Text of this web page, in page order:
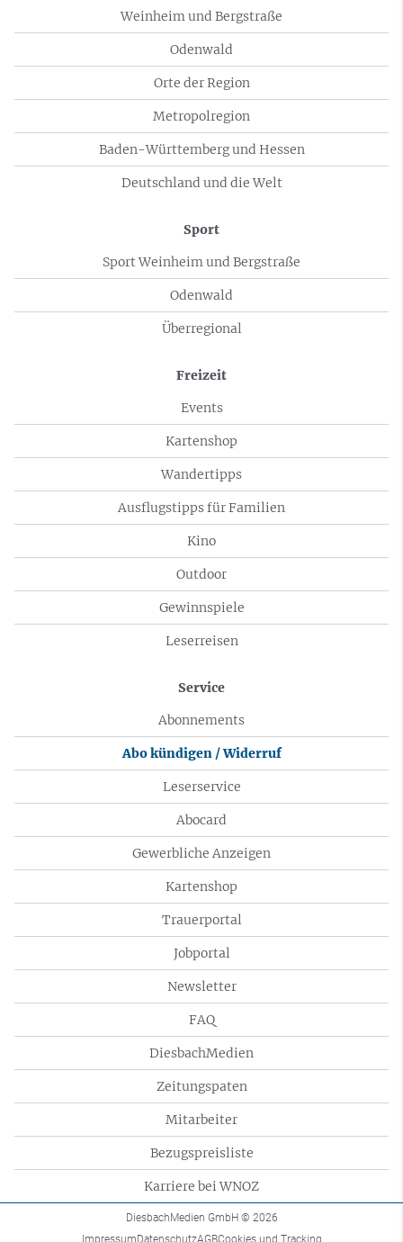
Weinheim und Bergstraße
Odenwald
Orte der Region
Metropolregion
Baden-Württemberg und Hessen
Deutschland und die Welt
Sport
Sport Weinheim und Bergstraße
Odenwald
Überregional
Freizeit
Events
Kartenshop
Wandertipps
Ausflugstipps für Familien
Kino
Outdoor
Gewinnspiele
Leserreisen
Service
Abonnements
Abo kündigen / Widerruf
Leserservice
Abocard
Gewerbliche Anzeigen
Kartenshop
Trauerportal
Jobportal
Newsletter
FAQ
DiesbachMedien
Zeitungspaten
Mitarbeiter
Bezugspreisliste
Karriere bei WNOZ
DiesbachMedien GmbH © 2026
ImpressumDatenschutzAGBCookies und Tracking